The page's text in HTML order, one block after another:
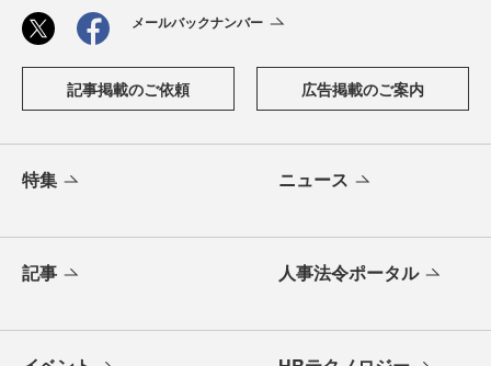
メールバックナンバー
記事掲載のご依頼 広告掲載のご案内
特集 ニュース
記事 人事法令ポータル